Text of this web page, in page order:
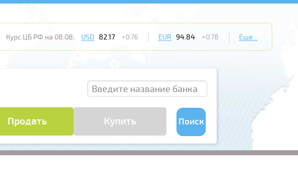
Курс ЦБ РФ на 08.08: USD 82.17 +0.76 EUR 94.84 +0.78 Еще...
Продать Купить Поиск